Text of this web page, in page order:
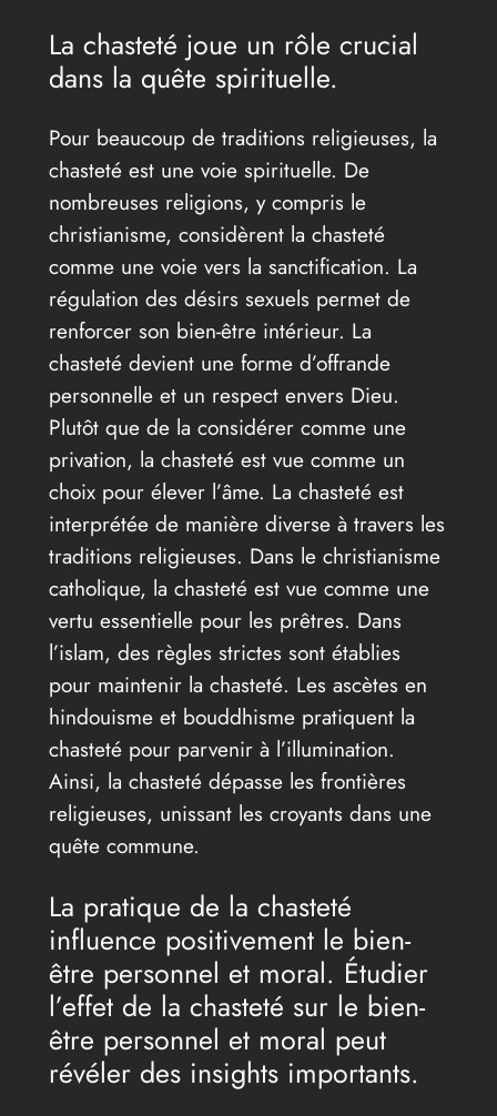
La chasteté joue un rôle crucial
dans la quête spirituelle.
Pour beaucoup de traditions religieuses, la
chasteté est une voie spirituelle. De
nombreuses religions, y compris le
christianisme, considèrent la chasteté
comme une voie vers la sanctification. La
régulation des désirs sexuels permet de
renforcer son bien-être intérieur. La
chasteté devient une forme d’offrande
personnelle et un respect envers Dieu.
Plutôt que de la considérer comme une
privation, la chasteté est vue comme un
choix pour élever l’âme. La chasteté est
interprétée de manière diverse à travers les
traditions religieuses. Dans le christianisme
catholique, la chasteté est vue comme une
vertu essentielle pour les prêtres. Dans
l’islam, des règles strictes sont établies
pour maintenir la chasteté. Les ascètes en
hindouisme et bouddhisme pratiquent la
chasteté pour parvenir à l’illumination.
Ainsi, la chasteté dépasse les frontières
religieuses, unissant les croyants dans une
quête commune.
La pratique de la chasteté
influence positivement le bien-
être personnel et moral. Étudier
l’effet de la chasteté sur le bien-
être personnel et moral peut
révéler des insights importants.